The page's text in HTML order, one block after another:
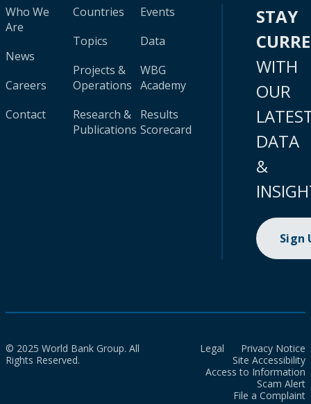
Who We
Are
News
Careers
Contact
Countries
Topics
Projects &
Operations
Research &
Publications
Events
Data
WBG
Academy
Results
Scorecard
STAY
WITH
OUR
DATA
&
Sign
© 2025 World Bank Group. All
Rights Reserved.
Legal
Privacy Notice
Site Accessibility
Access to Information
Scam Alert
File a Complaint